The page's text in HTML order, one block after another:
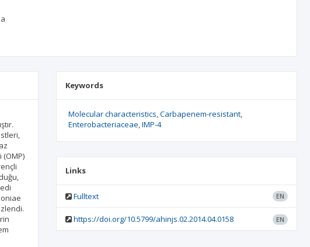
Keywords
Molecular characteristics Carbapenem-resistant
Enterobacteriaceae IMP-4
Links
Fulltext EN
https://doi.org/10.5799/ahinjs.02.2014.04.0158 EN